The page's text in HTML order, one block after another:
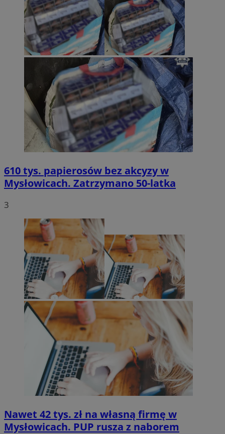
610 tys. papierosów bez akcyzy w
Mysłowicach. Zatrzymano 50-latka
3
Nawet 42 tys. zł na własną firmę w
Mysłowicach. PUP rusza z naborem